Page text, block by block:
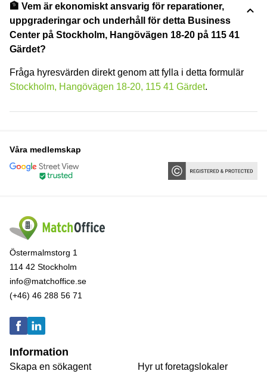
🏦 Vem är ekonomiskt ansvarig för reparationer,
uppgraderingar och underhåll för detta Business
Center på Stockholm, Hangövägen 18-20 på 115 41
Gärdet?
Fråga hyresvärden direkt genom att fylla i detta formulär
Stockholm, Hangövägen 18-20, 115 41 Gärdet.
Våra medlemskap
Östermalmstorg 1
114 42 Stockholm
info@matchoffice.se
(+46) 46 288 56 71
Information
Skapa en sökagent
Hyr ut foretagslokaler